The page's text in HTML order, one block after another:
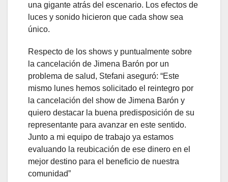
una gigante atrás del escenario. Los efectos de
luces y sonido hicieron que cada show sea
único.
Respecto de los shows y puntualmente sobre
la cancelación de Jimena Barón por un
problema de salud, Stefani aseguró: “Este
mismo lunes hemos solicitado el reintegro por
la cancelación del show de Jimena Barón y
quiero destacar la buena predisposición de su
representante para avanzar en este sentido.
Junto a mi equipo de trabajo ya estamos
evaluando la reubicación de ese dinero en el
mejor destino para el beneficio de nuestra
comunidad”